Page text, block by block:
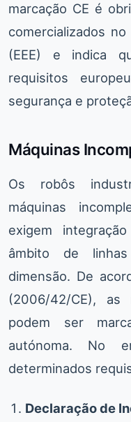
marcação CE é
comercializados
(EEE) e indica
requisitos
segurança e
Máquinas
Os robôs
máquinas
exigem
âmbito de
dimensão. De
(2006/42/CE), as
podem ser
autónoma. No
determinados
Declaração de